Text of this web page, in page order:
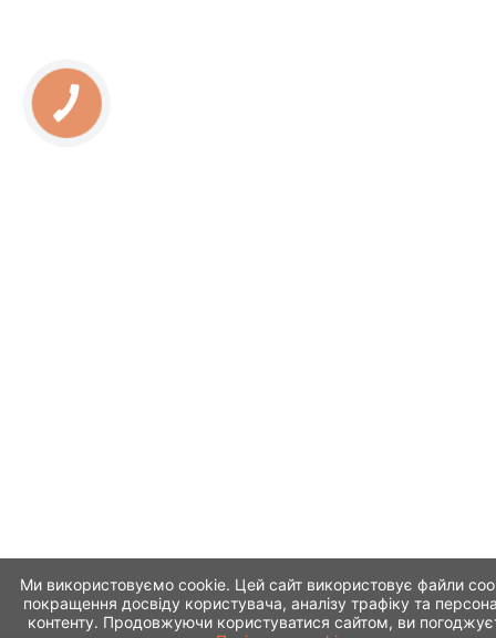
Ми використовуємо cookie. Цей сайт використовує файли
покращення досвіду користувача, аналізу трафіку та
контенту. Продовжуючи користуватися сайтом, ви